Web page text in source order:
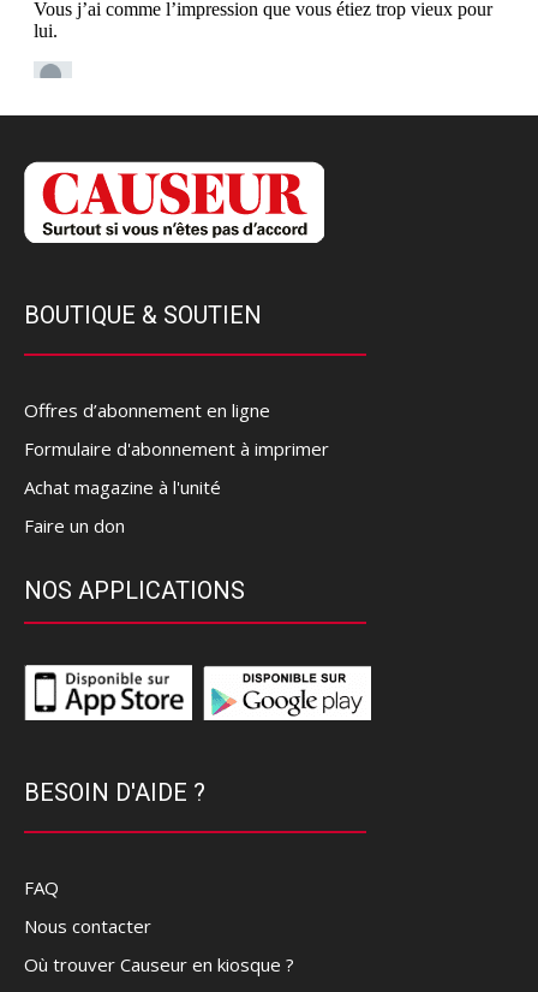
BOUTIQUE & SOUTIEN
Offres d’abonnement en ligne
Formulaire d'abonnement à imprimer
Achat magazine à l'unité
Faire un don
NOS APPLICATIONS
BESOIN D'AIDE ?
FAQ
Nous contacter
Où trouver Causeur en kiosque ?